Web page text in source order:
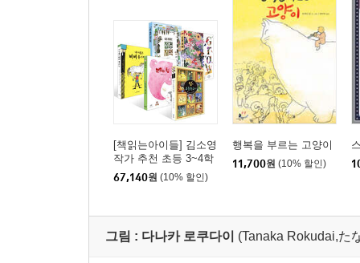
[책읽는아이들] 김소영
작가 추천 초등 3~4학
년 세트
67,140원 (10% 할인)
행복을 부르는 고양이
11,700원 (10% 할인)
그림 : 다나카 로쿠다이 (Tanaka Rokudai,た